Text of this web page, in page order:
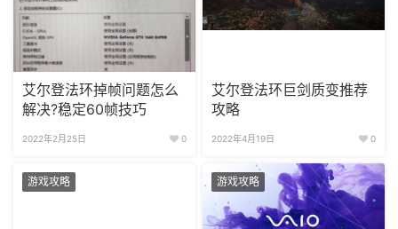
艾尔登法环掉帧问题怎么
解决?稳定60帧技巧
2022年2月25日 0
艾尔登法环巨剑质变推荐
攻略
2022年4月19日 0
游戏攻略 游戏攻略